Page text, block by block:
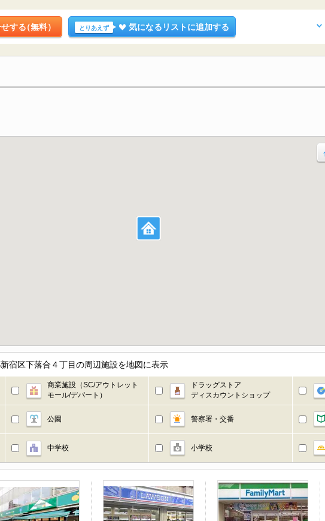
する（無料） とりあえず 気になるリストに追加する
宿区下落合４丁目の周辺施設を地図に表示
商業施設（SC/アウトレット
モール/デパート）
ドラッグストア
ディスカウントショップ
公園 警察署・交番
中学校 小学校